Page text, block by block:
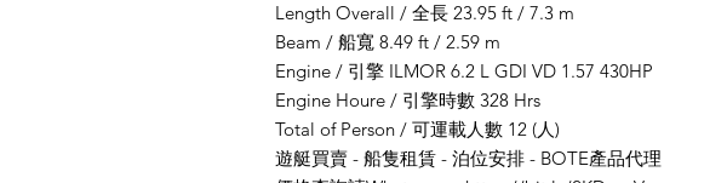
Length Overall / 全長 23.95 ft / 7.3 m
Beam / 船寬 8.49 ft / 2.59 m
Engine / 引擎 ILMOR 6.2 L GDI VD 1.57 430HP
Engine Houre / 引擎時數 328 Hrs
Total of Person / 可運載人數 12 (人)
遊艇買賣 - 船隻租賃 - 泊位安排 - BOTE產品代理